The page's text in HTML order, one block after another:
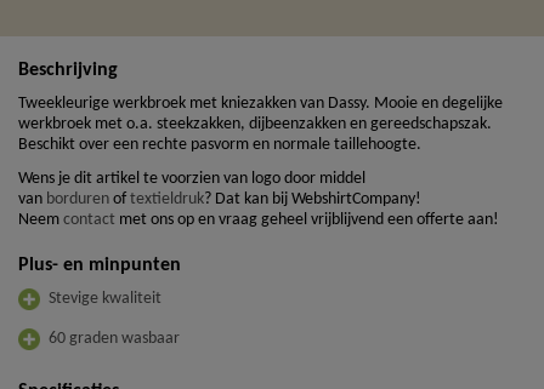
Beschrijving
Tweekleurige werkbroek met kniezakken van Dassy. Mooie en degelijke
werkbroek met o.a. steekzakken, dijbeenzakken en gereedschapszak.
Beschikt over een rechte pasvorm en normale taillehoogte.
Wens je dit artikel te voorzien van logo door middel
van borduren of textieldruk? Dat kan bij WebshirtCompany!
Neem contact met ons op en vraag geheel vrijblijvend een offerte aan!
Plus- en minpunten
Stevige kwaliteit
60 graden wasbaar